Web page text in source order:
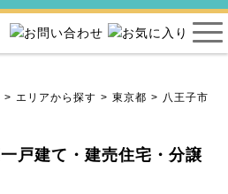
エリアから探す 東京都 八王子市
戸建て・建売住宅・分譲